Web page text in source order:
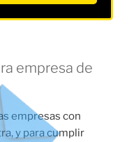
empresa de
empresas con
y para cumplir